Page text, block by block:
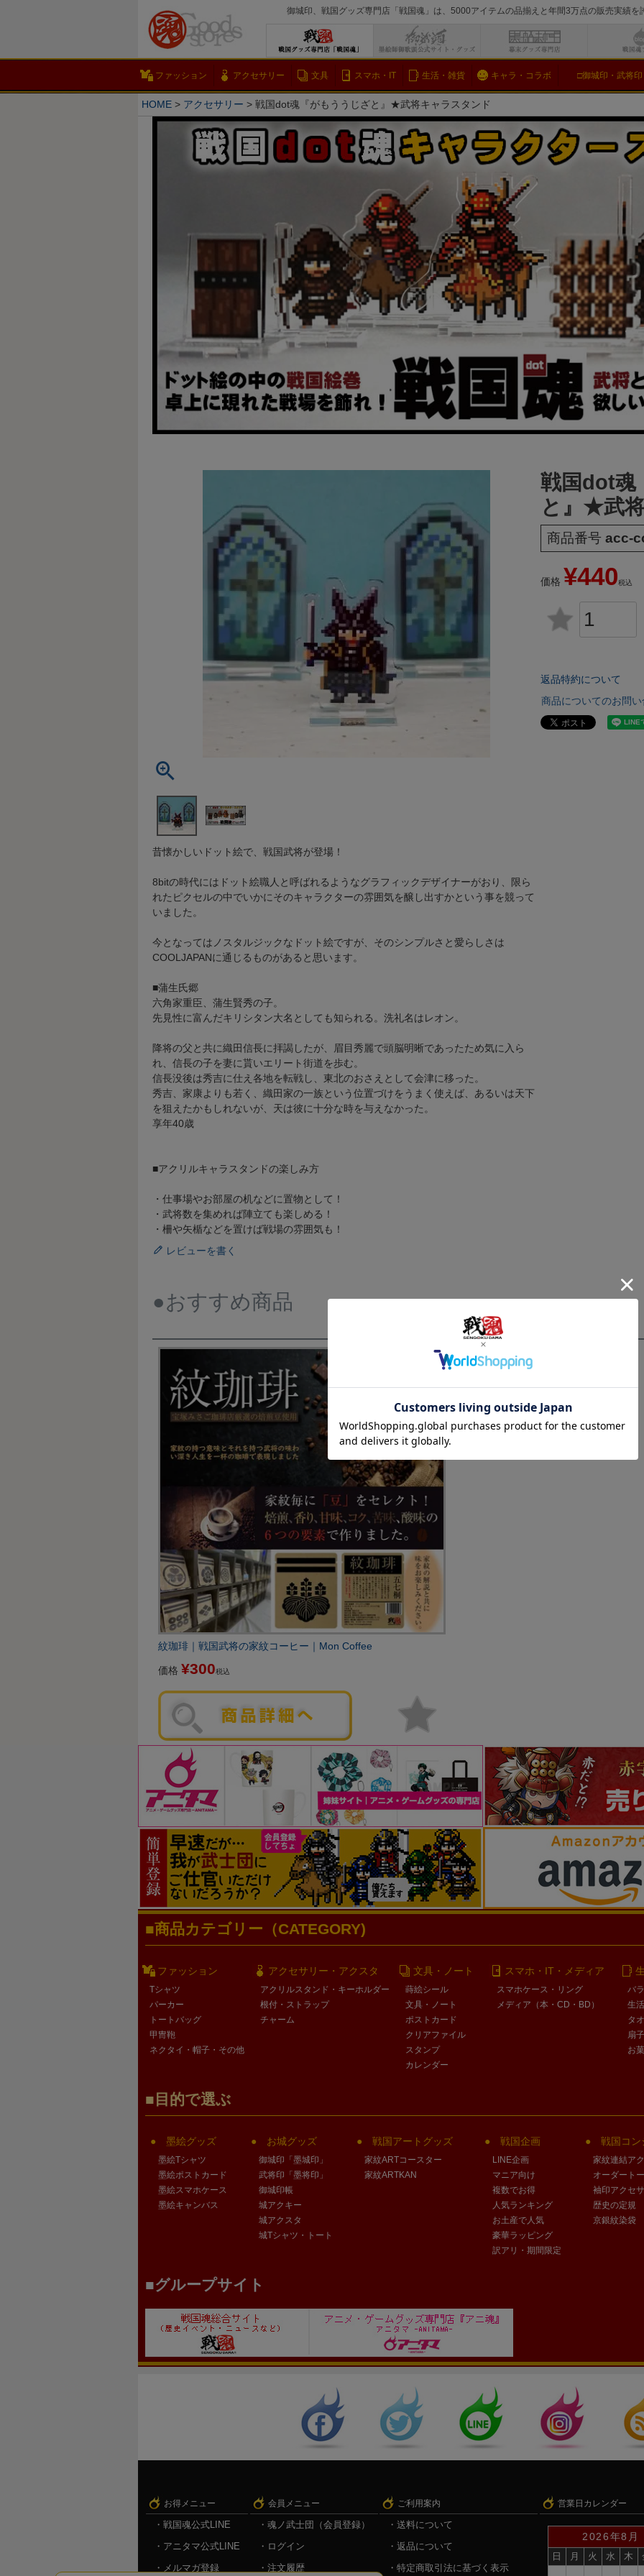
御城印、戦国グッズ専門店「戦国魂」は、5000アイテムの品揃えと年間3万点の販売実績
検索
ファッション アクセサリー 文具 スマホ・IT 生活・雑貨 キャラ・コラボ □御城印・武将印
HOME アクセサリー 戦国dot魂『がもううじざと』★武将キャラスタンド
昔懐かしいドット絵で、戦国武将が登場！
8bitの時代にはドット絵職人と呼ばれるようなグラフィックデザイナーがおり、限ら
れたピクセルの中でいかにそのキャラクターの雰囲気を醸し出すかという事を競って
いました。
今となってはノスタルジックなドット絵ですが、そのシンプルさと愛らしさは
COOLJAPANに通じるものがあると思います。
■蒲生氏郷
六角家重臣、蒲生賢秀の子。
先見性に富んだキリシタン大名としても知られる。洗礼名はレオン。
降将の父と共に織田信長に拝謁したが、眉目秀麗で頭脳明晰であったため気に入ら
れ、信長の子を妻に貰いエリート街道を歩む。
信長没後は秀吉に仕え各地を転戦し、東北のおさえとして会津に移った。
秀吉、家康よりも若く、織田家の一族という位置づけをうまく使えば、あるいは天下
を狙えたかもしれないが、天は彼に十分な時を与えなかった。
享年40歳
■アクリルキャラスタンドの楽しみ方
・仕事場やお部屋の机などに置物として！
・武将数を集めれば陣立ても楽しめる！
・柵や矢楯などを置けば戦場の雰囲気も！
戦国dot魂
と』★武
商品番号 acc-
価格 ¥440税込
返品特約について
商品についてのお問
レビューを書く
●おすすめ商品
紋珈琲｜戦国武将の家紋コーヒー｜Mon Coffee
価格 ¥300税込
商品カテゴリー（CATEGORY)
ファッション
Tシャツ
パーカー
トートバッグ
甲冑鞄
ネクタイ・帽子・その他
アクセサリー・アクスタ
アクリルスタンド・キーホルダー
根付・ストラップ
チャーム
文具・ノート
蒔絵シール
文具・ノート
ポストカード
クリアファイル
スタンプ
カレンダー
スマホ・IT・メディア
スマホケース・リング
メディア（本・CD・BD）
バ
生
タ
扇子
お
目的で選ぶ
墨絵グッズ
墨絵Tシャツ
墨絵ポストカード
墨絵スマホケース
墨絵キャンバス
お城グッズ
御城印「墨城印」
武将印「墨将印」
御城印帳
城アクキー
城アクスタ
城Tシャツ・トート
戦国アートグッズ
家紋ARTコースター
家紋ARTKAN
戦国企画
LINE企画
マニア向け
複数でお得
人気ランキング
お土産で人気
豪華ラッピング
訳アリ・期間限定
戦国コン
家紋連結ア
オーダート
袖印アクセ
歴史の定規
京銀紋染袋
グループサイト
お得メニュー
戦国魂公式LINE
アニタマ公式LINE
メルマガ登録
会員メニュー
魂ノ武士団（会員登録）
ログイン
注文履歴
ご利用案内
送料について
返品について
特定商取引法に基づく表示
営業日カレンダー
2026年8月
日 月 火 水 木